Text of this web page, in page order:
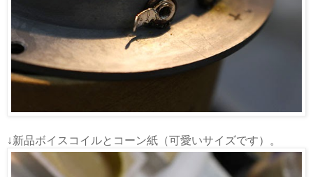
↓新品ボイスコイルとコーン紙（可愛いサイズです）。